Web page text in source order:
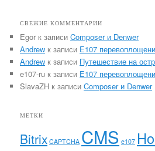
СВЕЖИЕ КОММЕНТАРИИ
Egor к записиComposer и Denwer
Andrew к записи E107
Andrew к записи Путешествие на
e107-ru к записи E107
SlavaZH к записиComposer и Denwer
МЕТКИ
Bitrix CAPTCHA CMS e107